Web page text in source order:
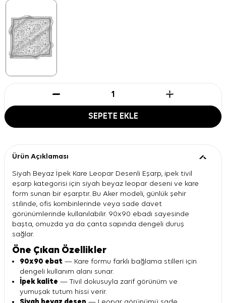
SEPETE EKLE
Ürün Açıklaması
Siyah Beyaz İpek Kare Leopar Desenli Eşarp, ipek tivil
eşarp kategorisi için siyah beyaz leopar deseni ve kare
form sunan bir eşarptır. Bu Aker modeli, günlük şehir
stilinde, ofis kombinlerinde veya sade davet
görünümlerinde kullanılabilir. 90x90 ebadı sayesinde
başta, omuzda ya da çanta sapında dengeli duruş
sağlar.
Öne Çıkan Özellikler
90x90 ebat — Kare formu farklı bağlama stilleri için
dengeli kullanım alanı sunar.
İpek kalite — Tivil dokusuyla zarif görünüm ve
yumuşak tutum hissi verir.